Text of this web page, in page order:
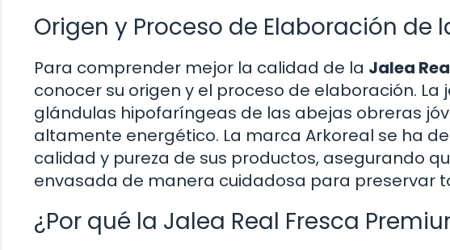
Origen y Proceso de Elaboración de
Para comprender mejor la calidad de la Jalea
conocer su origen y el proceso de elaboración.
glándulas hipofaríngeas de las abejas obreras
altamente energético. La marca Arkoreal se ha
calidad y pureza de sus productos, asegurando
envasada de manera cuidadosa para preservar
¿Por qué la Jalea Real Fresca